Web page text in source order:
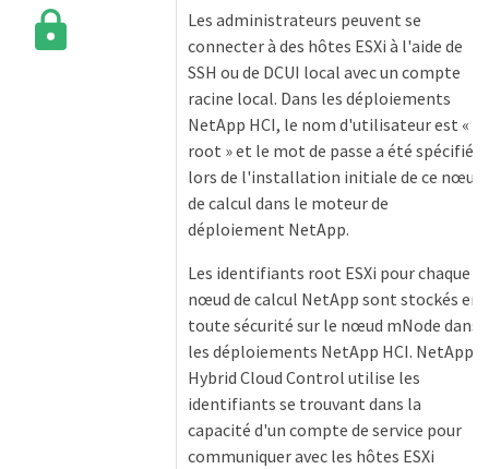
Les administrateurs peuvent se
connecter à des hôtes ESXi à l'aide de
SSH ou de DCUI local avec un compte
racine local. Dans les déploiements
NetApp HCI, le nom d'utilisateur est «
root » et le mot de passe a été spécifié
lors de l'installation initiale de ce nœud
de calcul dans le moteur de
déploiement NetApp.
Les identifiants root ESXi pour chaque
nœud de calcul NetApp sont stockés en
toute sécurité sur le nœud mNode dans
les déploiements NetApp HCI. NetApp
Hybrid Cloud Control utilise les
identifiants se trouvant dans la
capacité d'un compte de service pour
communiquer avec les hôtes ESXi